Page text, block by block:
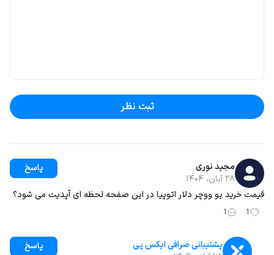
ثبت نظر
مجید نوری
۲۸ آبان، ۱۴۰۴
پاسخ
قیمت خرید یو ووچر دلار اتوپیا در این صفحه لحظه ‌ای آپدیت می ‌شود؟
1
1
پشتیبانی صرافی ایکس پی
پاسخ